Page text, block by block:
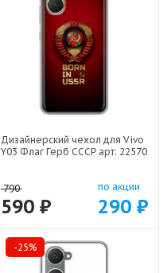
Дизайнерский чехол для Vivo
Y03 Флаг Герб СССР арт: 22570
790
590 ₽
по акции
290 ₽
-25%